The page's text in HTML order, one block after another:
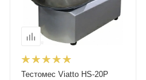
Тестомес Viatto HS-20P